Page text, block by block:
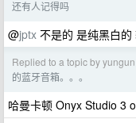
还有人记得吗
@jptx 不是的 是纯黑白
Replied to a topic by yungun
的蓝牙音箱。。。
哈曼卡顿 Onyx Studio 3